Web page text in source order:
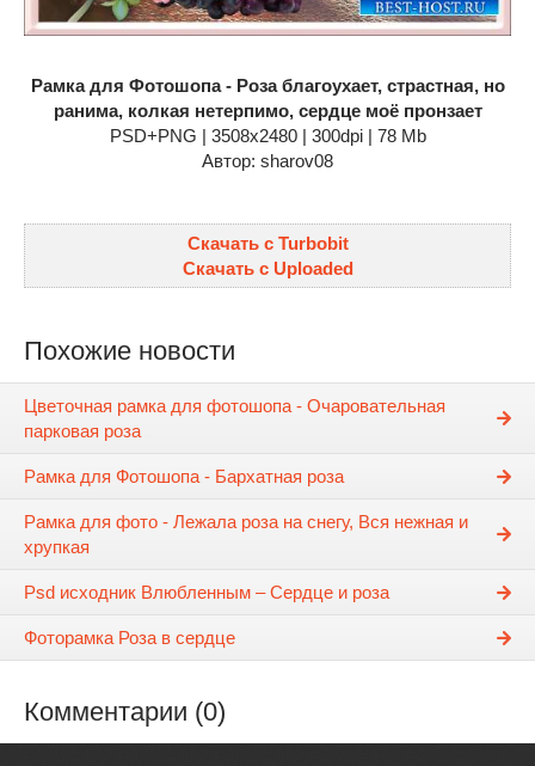
Рамка для Фотошопа - Роза благоухает, страстная, но
ранима, колкая нетерпимо, сердце моё пронзает
PSD+PNG | 3508x2480 | 300dpi | 78 Mb
Автор: sharov08
Скачать с Turbobit
Скачать с Uploaded
Похожие новости
Цветочная рамка для фотошопа - Очаровательная
парковая роза
Рамка для Фотошопа - Бархатная роза
Рамка для фото - Лежала роза на снегу, Вся нежная и
хрупкая
Psd исходник Влюбленным – Сердце и роза
Фоторамка Роза в сердце
Комментарии (0)